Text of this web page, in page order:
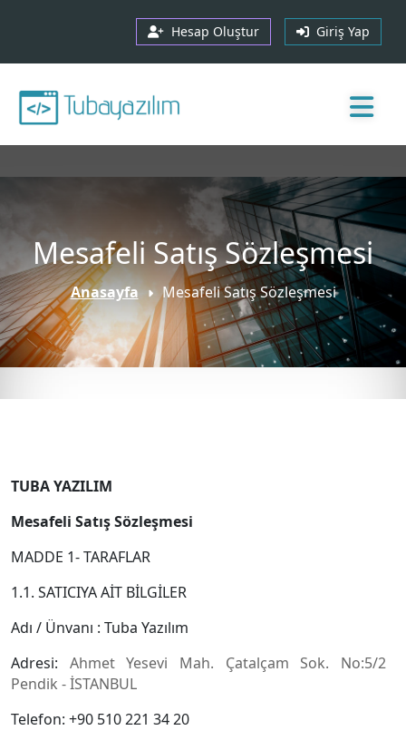
Hesap Oluştur Giriş Yap
Mesafeli Satış Sözleşmesi
Anasayfa Mesafeli Satış Sözleşmesi
TUBA YAZILIM
Mesafeli Satış Sözleşmesi
MADDE 1- TARAFLAR
1.1. SATICIYA AİT BİLGİLER
Adı / Ünvanı : Tuba Yazılım
Adresi: Ahmet Yesevi Mah. Çatalçam Sok. No:5/2
Pendik - İSTANBUL
Telefon: +90 510 221 34 20